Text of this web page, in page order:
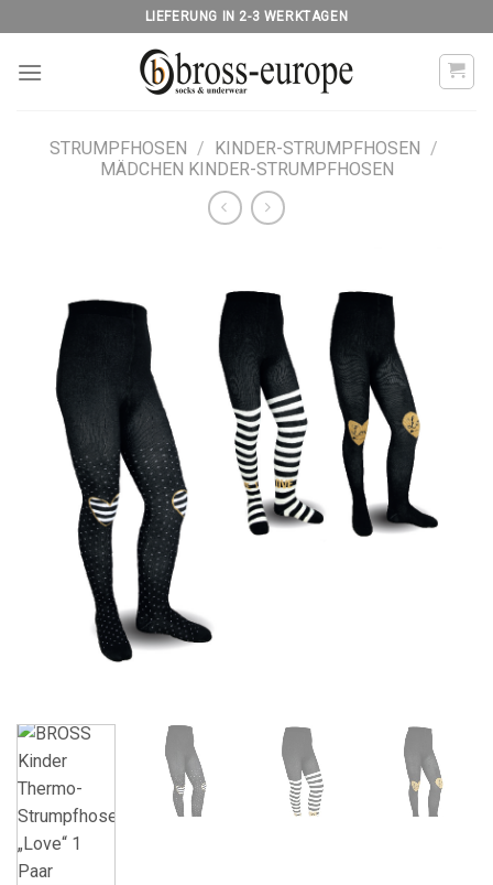
to
content
LIEFERUNG IN 2-3 WERKTAGEN
STRUMPFHOSEN / KINDER-STRUMPFHOSEN /
MÄDCHEN KINDER-STRUMPFHOSEN